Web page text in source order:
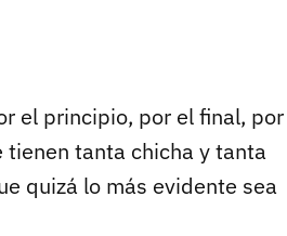
el principio, por el final, por
tanta chicha y tanta
quizá lo más evidente sea